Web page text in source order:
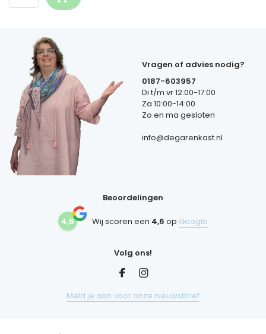
Vragen of advies nodig?
0187-603957
Di t/m vr 12:00-17:00
Za 10:00-14:00
Zo en ma gesloten
info@degarenkast.nl
Beoordelingen
4,6 Wij scoren een 4,6 op Google
Volg ons!
Meld je aan voor onze nieuwsbrief